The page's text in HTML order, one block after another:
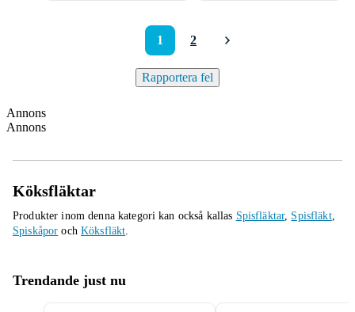
1 2
Rapportera fel
Annons
Annons
Köksfläktar
Produkter inom denna kategori kan också kallas Spisfläktar, Spisfläkt,
Spiskåpor och Köksfläkt.
Trendande just nu